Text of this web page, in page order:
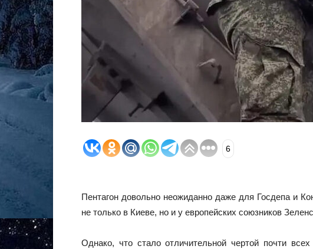
6
Пентагон довольно неожиданно даже для Госдепа и
не только в Киеве, но и у европейских союзников
Однако, что стало отличительной чертой почти